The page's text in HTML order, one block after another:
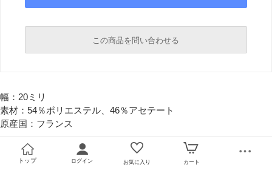
この商品を問い合わせる
幅：20ミリ
素材：54％ポリエステル、46％アセテート
原産国：フランス
トップ ログイン お気に入り カート